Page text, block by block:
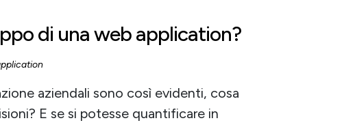
di una web application?
aziendali sono così evidenti, cosa
E se si potesse quantificare in